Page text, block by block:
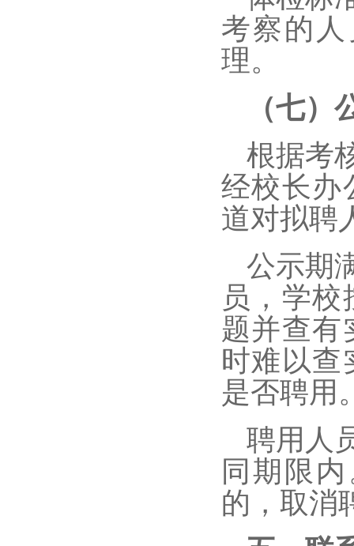
考察的
理。
（七）
根据考
经校长办
道对拟聘
公示期
员，学
题并查有
时难以查
是否聘用
聘用人
同期限
的，取消